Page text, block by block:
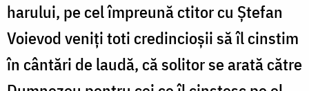
harului, pe cel împreună ctitor cu Ştefan
Voievod veniţi toti credincioşii să îl cinstim
în cântări de laudă, că solitor se arată către